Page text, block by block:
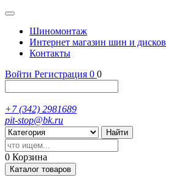
Шиномонтаж
Интернет магазин шин и дисков
Контакты
Войти Регистрация 0 0
+7 (342) 2981689
pit-stop@bk.ru
Найти
0 Корзина
Каталог товаров